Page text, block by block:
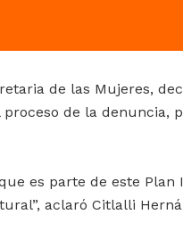
de las Mujeres,
de la denuncia,
es parte de este
aclaró Citlalli